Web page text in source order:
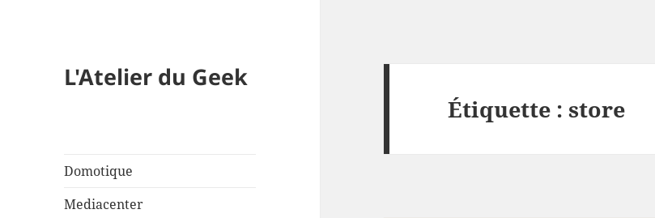
L'Atelier du Geek
Domotique
Mediacenter
Étiquette :store